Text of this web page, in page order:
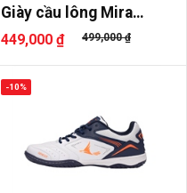
Giày cầu lông Mira
Lighter
449,000 ₫ 499,000 ₫
-10%